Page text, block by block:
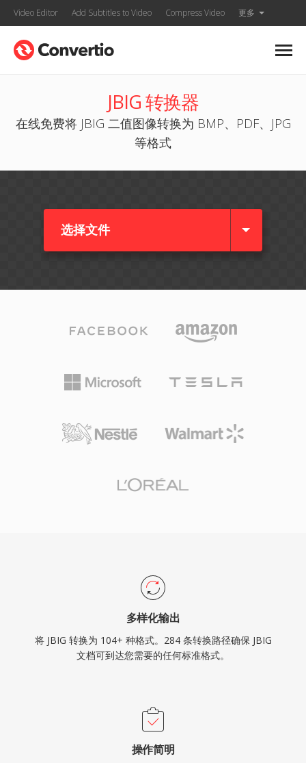
Video Editor Add Subtitles to Video Compress Video 更多
JBIG 转换器
在线免费将 JBIG 二值图像转换为 BMP、PDF、JPG
等格式
选择文件
多样化输出
将 JBIG 转换为 104+ 种格式。284 条转换路径确保 JBIG
文档可到达您需要的任何标准格式。
操作简明